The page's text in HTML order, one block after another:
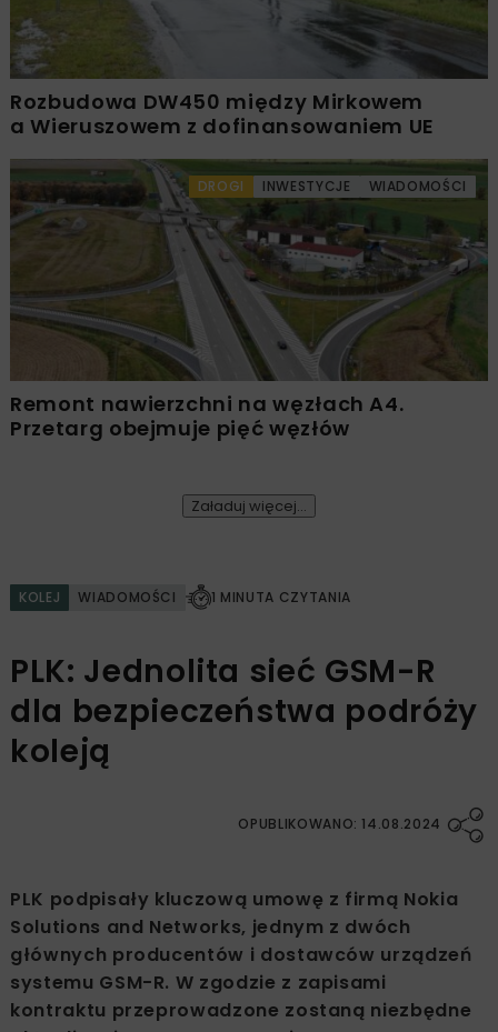
Rozbudowa DW450 między Mirkowem
a Wieruszowem z dofinansowaniem UE
DROGI INWESTYCJE WIADOMOŚCI
Remont nawierzchni na węzłach A4.
Przetarg obejmuje pięć węzłów
Załaduj więcej...
KOLEJ WIADOMOŚCI 1 MINUTA CZYTANIA
PLK: Jednolita sieć GSM-R
dla bezpieczeństwa podróży
koleją
OPUBLIKOWANO: 14.08.2024
PLK podpisały kluczową umowę z firmą Nokia
Solutions and Networks, jednym z dwóch
głównych producentów i dostawców urządzeń
systemu GSM-R. W zgodzie z zapisami
kontraktu przeprowadzone zostaną niezbędne